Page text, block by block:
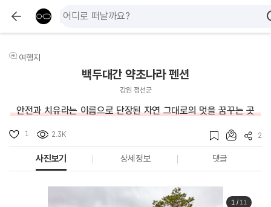
여행지
백두대간 약초나라 펜션
강원 정선군
안전과 치유라는 이름으로 단장된 자연 그대로의 멋을 꿈꾸는 곳
1 2.3K 2
사진보기 상세정보 댓글
1/ 11